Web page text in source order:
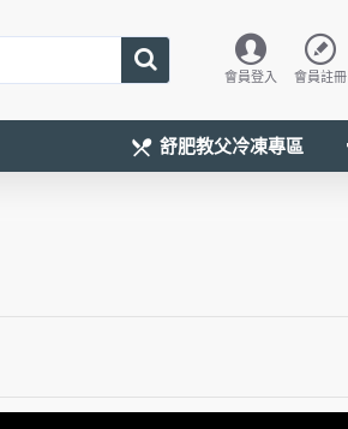
會員登入 會員註冊
舒肥教父冷凍專區